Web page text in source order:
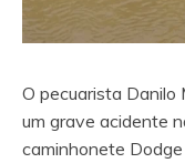
O pecuarista Danilo
um grave acidente
caminhonete